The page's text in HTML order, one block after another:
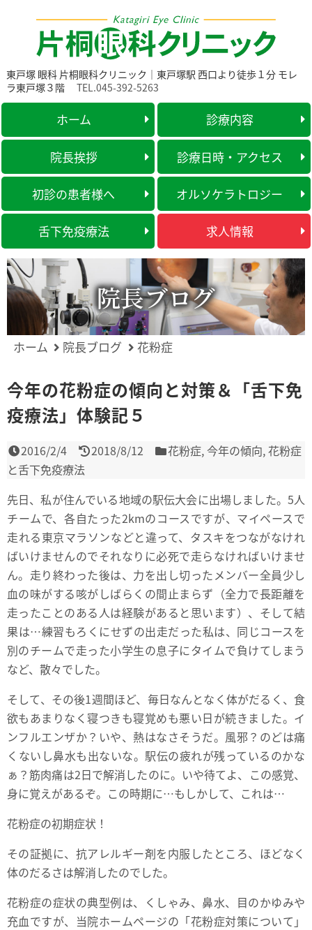
東戸塚 眼科 片桐眼科クリニック｜東戸塚駅 西口より徒歩１分 モレ
ラ東戸塚３階
TEL.045-392-5263
ホーム 診療内容
院長挨拶 診療日時・アクセス
初診の患者様へ オルソケラトロジー
舌下免疫療法 求人情報
院長ブログ
ホーム 院長ブログ 花粉症
今年の花粉症の傾向と対策＆「舌下免
疫療法」体験記５
2016/2/4 2018/8/12 花粉症,今年の傾向,花粉症
と舌下免疫療法
先日、私が住んでいる地域の駅伝大会に出場しました。5人
チームで、各自たった2kmのコースですが、マイペースで
走れる東京マラソンなどと違って、タスキをつながなけれ
ばいけませんのでそれなりに必死で走らなければいけませ
ん。走り終わった後は、力を出し切ったメンバー全員少し
血の味がする咳がしばらくの間止まらず（全力で長距離を
走ったことのある人は経験があると思います）、そして結
果は…練習もろくにせずの出走だった私は、同じコースを
別のチームで走った小学生の息子にタイムで負けてしまう
など、散々でした。
そして、その後1週間ほど、毎日なんとなく体がだるく、食
欲もあまりなく寝つきも寝覚めも悪い日が続きました。イ
ンフルエンザか？いや、熱はなさそうだ。風邪？のどは痛
くないし鼻水も出ないな。駅伝の疲れが残っているのかな
ぁ？筋肉痛は2日で解消したのに。いや待てよ、この感覚、
身に覚えがあるぞ。この時期に…もしかして、これは…
花粉症の初期症状！
その証拠に、抗アレルギー剤を内服したところ、ほどなく
体のだるさは解消したのでした。
花粉症の症状の典型例は、くしゃみ、鼻水、目のかゆみや
充血ですが、当院ホームページの 「花粉症対策について」